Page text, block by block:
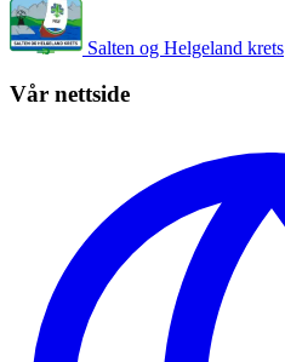
Salten og Helgeland krets
Vår nettside